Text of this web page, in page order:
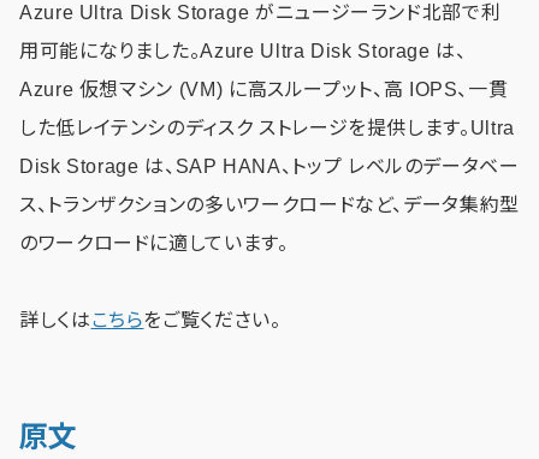
Azure Ultra Disk Storage がニュージーランド北部で利
用可能になりました。Azure Ultra Disk Storage は、
Azure 仮想マシン (VM) に高スループット、高 IOPS、一貫
した低レイテンシのディスク ストレージを提供します。Ultra
Disk Storage は、SAP HANA、トップ レベルのデータベー
ス、トランザクションの多いワークロードなど、データ集約型
のワークロードに適しています。
詳しくは こちらをご覧ください。
原文